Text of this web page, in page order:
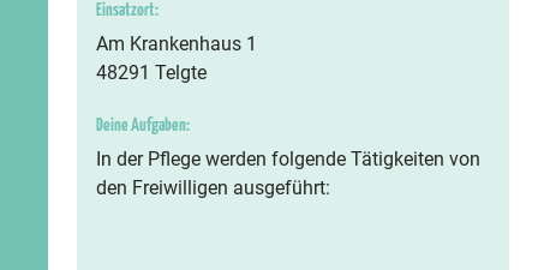
Einsatzort:
Am Krankenhaus 1
48291 Telgte
Deine Aufgaben:
In der Pflege werden folgende Tätigkeiten von
den Freiwilligen ausgeführt: